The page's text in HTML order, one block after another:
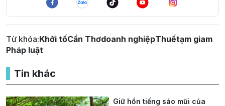
Từ khóa:Khởi tốCần Thơdoanh nghiệpThuếtạm giam
Pháp luật
Tin khác
Giữ hồn tiếng sáo mũi của